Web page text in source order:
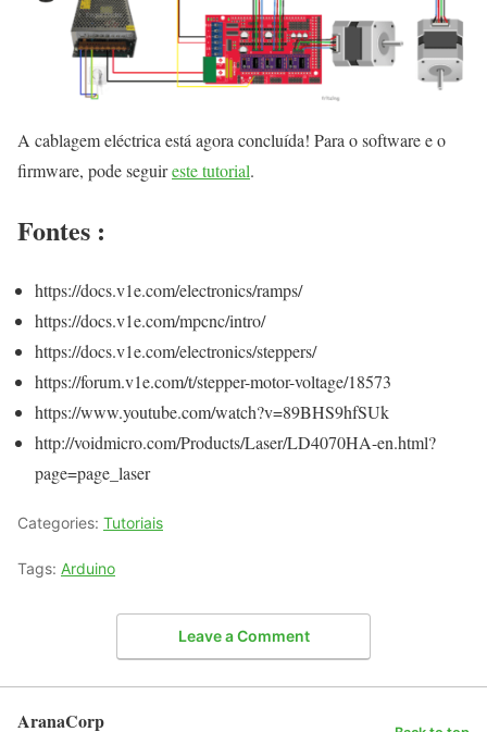
A cablagem eléctrica está agora concluída! Para o software e o
firmware, pode seguireste tutorial.
Fontes :
https://docs.v1e.com/electronics/ramps/
https://docs.v1e.com/mpcnc/intro/
https://docs.v1e.com/electronics/steppers/
https://forum.v1e.com/t/stepper-motor-voltage/18573
https://www.youtube.com/watch?v=89BHS9hfSUk
http://voidmicro.com/Products/Laser/LD4070HA-en.html?
page=page_laser
Categories: Tutoriais
Tags: Arduino
Leave a Comment
AranaCorp